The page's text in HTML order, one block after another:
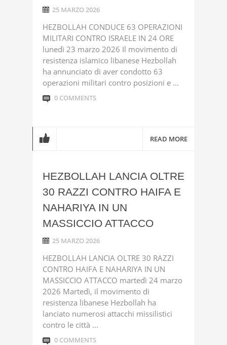
25 MARZO 2026
HEZBOLLAH CONDUCE 63 OPERAZIONI
MILITARI CONTRO ISRAELE IN 24 ORE
lunedì 23 marzo 2026 Il movimento di
resistenza islamico libanese Hezbollah
ha annunciato di aver condotto 63
operazioni militari contro posizioni e ...
0 COMMENTS
READ MORE
HEZBOLLAH LANCIA OLTRE
30 RAZZI CONTRO HAIFA E
NAHARIYA IN UN
MASSICCIO ATTACCO
25 MARZO 2026
HEZBOLLAH LANCIA OLTRE 30 RAZZI
CONTRO HAIFA E NAHARIYA IN UN
MASSICCIO ATTACCO martedì 24 marzo
2026 Martedì, il movimento di
resistenza libanese Hezbollah ha
lanciato numerosi attacchi missilistici
contro le città ...
0 COMMENTS